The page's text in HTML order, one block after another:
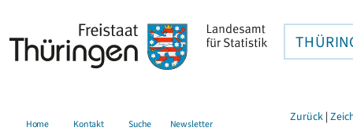
Home Kontakt Suche Newsletter Zurück |